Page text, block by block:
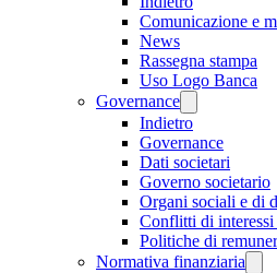
Comunicazione e
News
Rassegna stampa
Uso Logo Banca
Governance
Indietro
Governance
Dati societari
Governo societario
Organi sociali e di
Conflitti di interessi
Politiche di
Normativa finanziaria